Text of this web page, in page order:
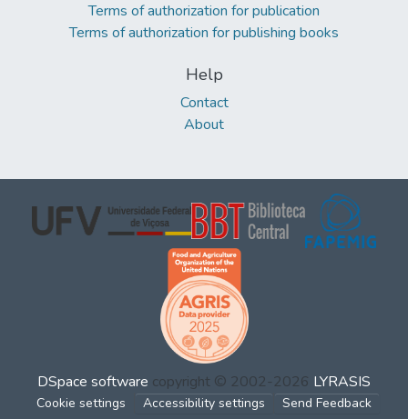
Terms of authorization for publication
Terms of authorization for publishing books
Help
Contact
About
DSpace software copyright © 2002-2026 LYRASIS
Cookie settings Accessibility settings Send Feedback